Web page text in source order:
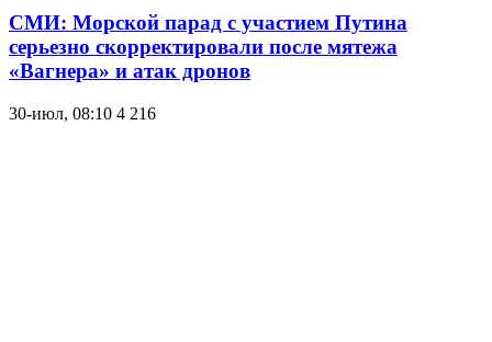
СМИ: Морской парад с участием Путина
серьезно скорректировали после мятежа
«Вагнера» и атак дронов
30-июл, 08:10 4 216